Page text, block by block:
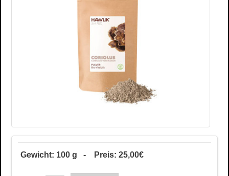
Gewicht: 100 g - Preis: 25,00€